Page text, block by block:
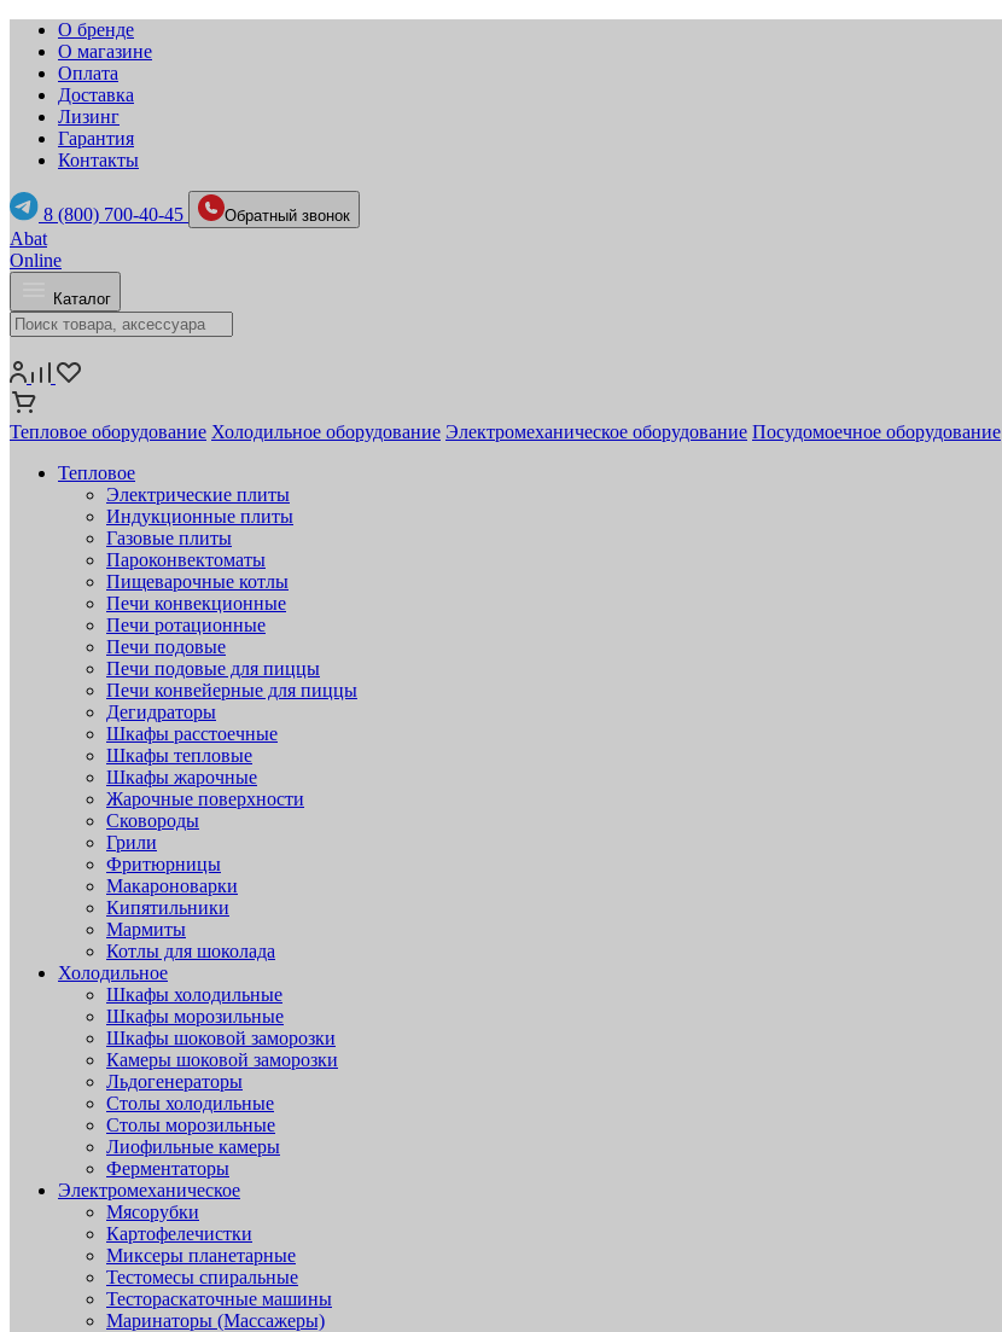
О бренде
О магазине
Оплата
Доставка
Лизинг
Гарантия
Контакты
8 (800) 700-40-45 Обратный звонок
Abat
Online
Каталог
Тепловое оборудование Холодильное оборудование Электромеханическое оборудование Посудомоечное оборудование
Тепловое
Электрические плиты
Индукционные плиты
Газовые плиты
Пароконвектоматы
Пищеварочные котлы
Печи конвекционные
Печи ротационные
Печи подовые
Печи подовые для пиццы
Печи конвейерные для пиццы
Дегидраторы
Шкафы расстоечные
Шкафы тепловые
Шкафы жарочные
Жарочные поверхности
Сковороды
Грили
Фритюрницы
Макароноварки
Кипятильники
Мармиты
Котлы для шоколада
Холодильное
Шкафы холодильные
Шкафы морозильные
Шкафы шоковой заморозки
Камеры шоковой заморозки
Льдогенераторы
Столы холодильные
Столы морозильные
Лиофильные камеры
Ферментаторы
Электромеханическое
Мясорубки
Картофелечистки
Миксеры планетарные
Тестомесы спиральные
Тестораскаточные машины
Маринаторы (Массажеры)